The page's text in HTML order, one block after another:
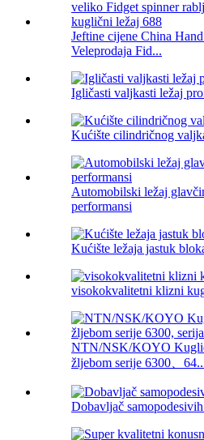
Jeftine cijene China
Veleprodaja Fid...
Igličasti valjkasti ležaj
Kućište cilindričnog
Automobilski ležaj
performansi
Kućište ležaja jastuk
visokokvalitetni klizni
NTN/NSK/KOYO
žljebom serije 6300、
Dobavljač